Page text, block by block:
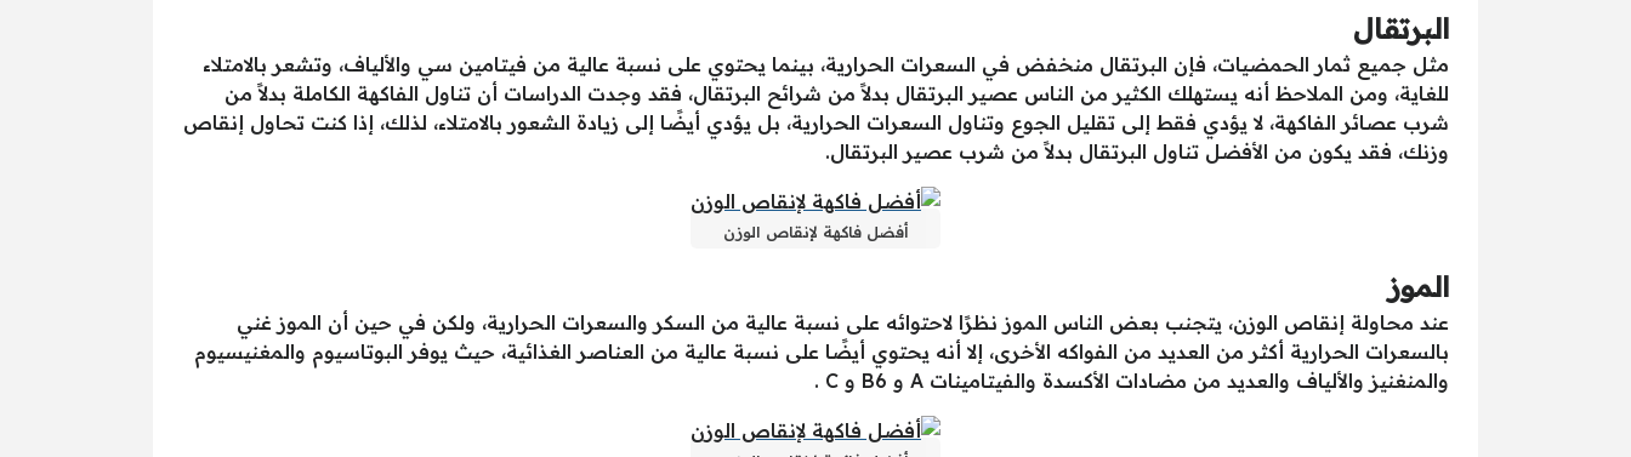
البرتقال
مثل جميع ثمار الحمضيات، فإن البرتقال منخفض في السعرات الحرارية، بينما يحتوي على نسبة عالية من فيتامين سي والألياف، وتشعر بالامتلاء
للغاية، ومن الملاحظ أنه يستهلك الكثير من الناس عصير البرتقال بدلاً من شرائح البرتقال، فقد وجدت الدراسات أن تناول الفاكهة الكاملة بدلاً من
شرب عصائر الفاكهة، لا يؤدي فقط إلى تقليل الجوع وتناول السعرات الحرارية، بل يؤدي أيضًا إلى زيادة الشعور بالامتلاء، لذلك، إذا كنت تحاول إنقاص
وزنك، فقد يكون من الأفضل تناول البرتقال بدلاً من شرب عصير البرتقال.
أفضل فاكهة لإنقاص الوزن
الموز
عند محاولة إنقاص الوزن، يتجنب بعض الناس الموز نظرًا لاحتوائه على نسبة عالية من السكر والسعرات الحرارية، ولكن في حين أن الموز غني
بالسعرات الحرارية أكثر من العديد من الفواكه الأخرى، إلا أنه يحتوي أيضًا على نسبة عالية من العناصر الغذائية، حيث يوفر البوتاسيوم والمغنيسيوم
والمنغنيز والألياف والعديد من مضادات الأكسدة والفيتامينات A و B6 و C .